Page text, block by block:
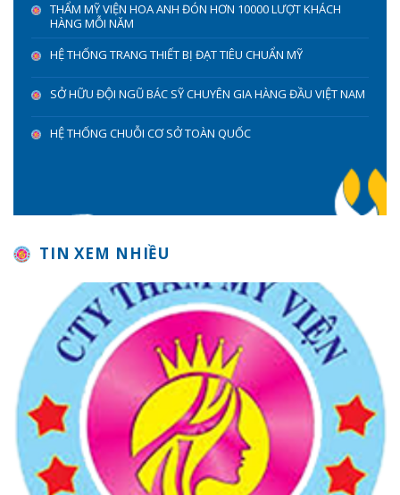
THẨM MỸ VIỆN HOA ANH ĐÓN HƠN 10000 LƯỢT KHÁCH
HÀNG MỖI NĂM
HỆ THỐNG TRANG THIẾT BỊ ĐẠT TIÊU CHUẨN MỸ
SỞ HỮU ĐỘI NGŨ BÁC SỸ CHUYÊN GIA HÀNG ĐẦU VIỆT NAM
HỆ THỐNG CHUỖI CƠ SỞ TOÀN QUỐC
TIN XEM NHIỀU